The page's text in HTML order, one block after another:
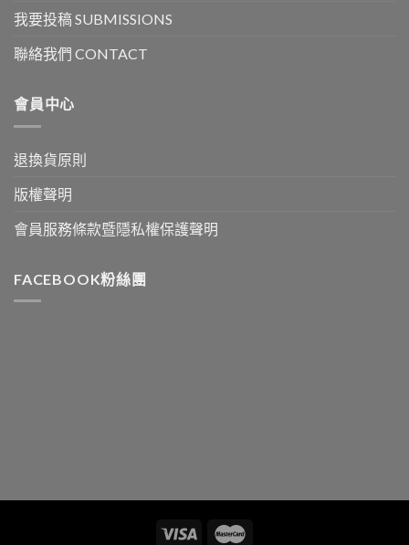
我要投稿 SUBMISSIONS
聯絡我們 CONTACT
會員中心
退換貨原則
版權聲明
會員服務條款暨隱私權保護聲明
FACEBOOK粉絲團